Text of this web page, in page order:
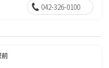
042-326-0100
前